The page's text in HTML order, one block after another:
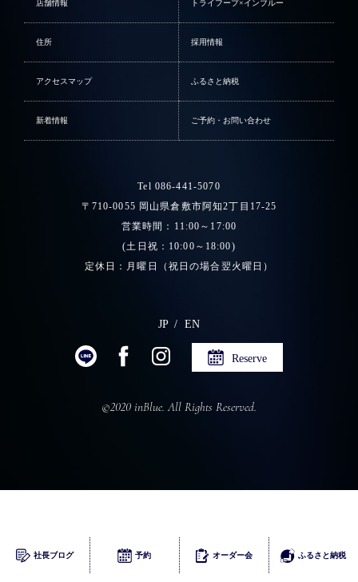
店舗情報 トライフープ×インブルー
住所 採用情報
アクセスマップ ふるさと納税
新着情報 ご予約・お問い合わせ
Tel 086-441-5070
〒710-0055 岡山県倉敷市阿知2丁目17-25
営業時間：11:00～17:00
(土日祝：10:00～18:00)
定休日：月曜日（祝日の場合翌火曜日）
JP EN
Reserve
©2020 inBlue. All Rights Reserved.
ふるさとチョイス
社長ブログ 予約 オーダー会 ふるさと納税